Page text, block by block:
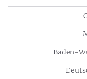
Baden-